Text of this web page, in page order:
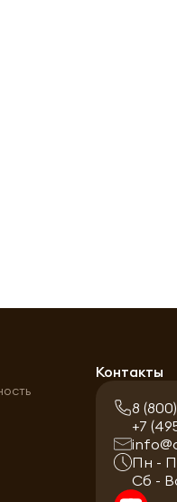
Контакты
8
+7
Пн -
Сб -